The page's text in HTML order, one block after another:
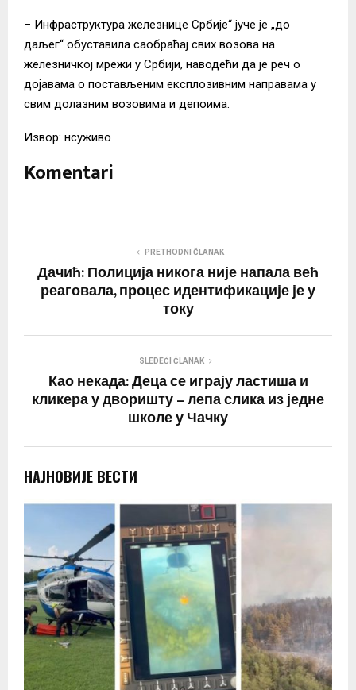
– Инфраструктура железнице Србије“ јуче је „до
даљег“ обуставила саобраћај свих возова на
железничкој мрежи у Србији, наводећи да је реч о
дојавама о постављеним експлозивним направама у
свим долазним возовима и депоима.
Извор: нсуживо
Komentari
PRETHODNI ČLANAK
Дачић: Полиција никога није напала већ
реаговала, процес идентификације је у
току
SLEDEĆI ČLANAK
Као некада: Деца се играју ластиша и
кликера у дворишту – лепа слика из једне
школе у Чачку
НАЈНОВИЈЕ ВЕСТИ